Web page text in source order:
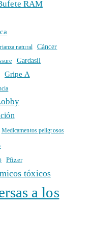
RAM
natural Cáncer
Gardasil
Gripe A
Medicamentos peligrosos
Pfizer
tóxicos
a los